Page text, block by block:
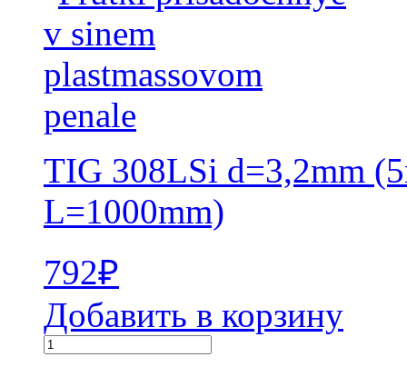
TIG 308LSi d=3,2mm
L=1000mm)
792₽
Добавить в корзину